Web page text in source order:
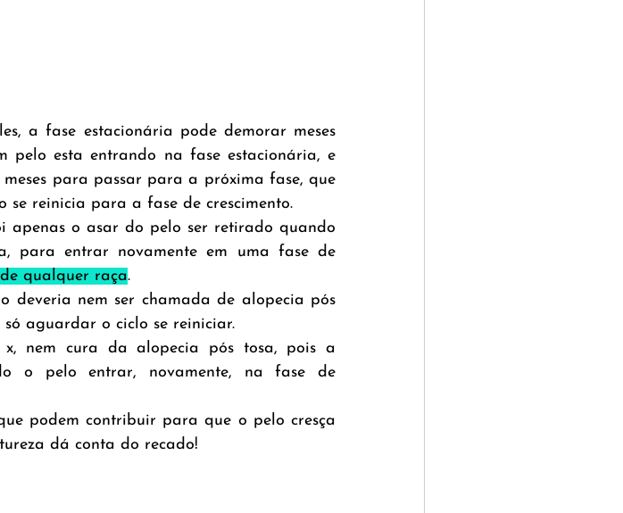
a fase estacionária pode demorar meses
pelo esta entrando na fase estacionária, e
para passar para a próxima fase, que
se reinicia para a fase de crescimento.
apenas o asar do pelo ser retirado quando
para entrar novamente em uma fase de
qualquer raça.
deveria nem ser chamada de alopecia pós
aguardar o ciclo se reiniciar.
nem cura da alopecia pós tosa, pois a
o pelo entrar, novamente, na fase de
podem contribuir para que o pelo cresça
dá conta do recado!